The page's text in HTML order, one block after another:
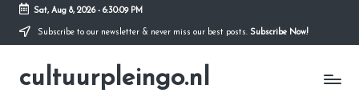
Skip
content
Sat, Aug 8, 2026- 6:30:10 PM
Subscribe to our newsletter & never miss our best posts. Subscribe Now!
cultuurpleingo.nl